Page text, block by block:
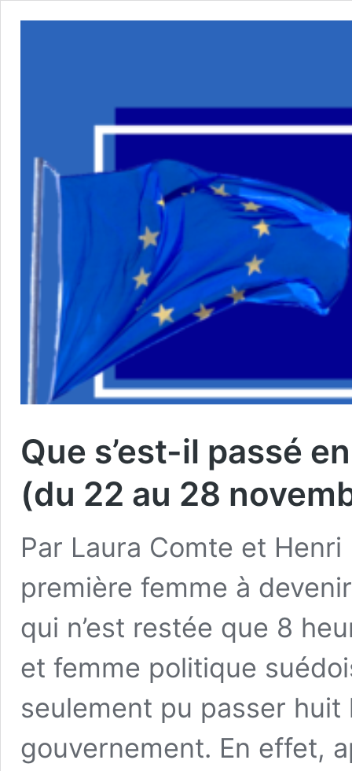
Que s’est-il passé
(du 22 au 28
Par Laura Comte et
première femme à
qui n’est restée que 8
et femme politique
seulement pu passer
gouvernement. En effet,